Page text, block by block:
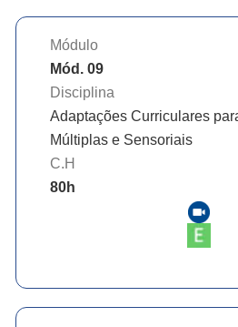
Módulo
Mód. 09
Disciplina
Adaptações Curriculares
Múltiplas e Sensoriais
C.H
80h